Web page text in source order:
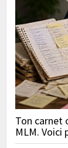
Ton carnet
MLM. Voici